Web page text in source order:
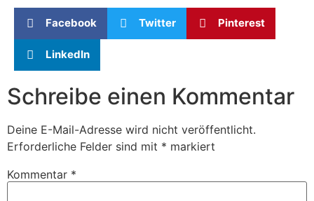
Facebook Twitter Pinterest
LinkedIn
Schreibe einen Kommentar
Deine E-Mail-Adresse wird nicht veröffentlicht.
Erforderliche Felder sind mit * markiert
Kommentar *